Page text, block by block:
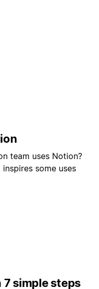
team uses Notion?
some uses
7 simple steps